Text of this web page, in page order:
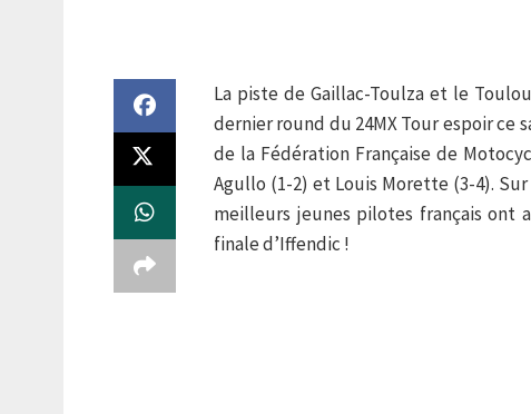
La piste de Gaillac-Toulza et le
dernier round du 24MX Tour espoir ce
de la Fédération Française de
Agullo (1-2) et Louis Morette (3-4).
meilleurs jeunes pilotes français ont
finale d’Iffendic !